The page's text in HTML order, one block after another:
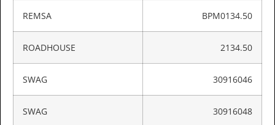
REMSA BPM0134.50
ROADHOUSE 2134.50
SWAG 30916046
SWAG 30916048